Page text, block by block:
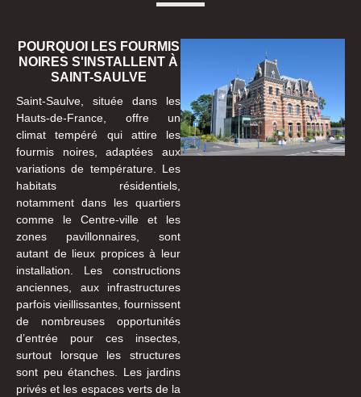
POURQUOI LES FOURMIS
NOIRES S'INSTALLENT À
SAINT-SAULVE
Saint-Saulve, située dans les
Hauts-de-France, offre un
climat tempéré qui attire les
fourmis noires, adaptées aux
variations de température. Les
habitats résidentiels,
notamment dans les quartiers
comme le Centre-ville et les
zones pavillonnaires, sont
autant de lieux propices à leur
installation. Les constructions
anciennes, aux infrastructures
parfois vieillissantes, fournissent
de nombreuses opportunités
d’entrée pour ces insectes,
surtout lorsque les structures
sont peu étanches. Les jardins
privés et les espaces verts de la